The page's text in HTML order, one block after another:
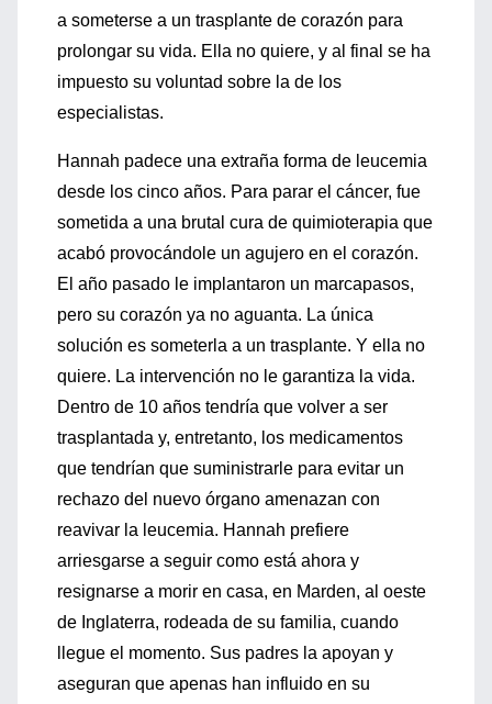
a someterse a un trasplante de corazón para
prolongar su vida. Ella no quiere, y al final se ha
impuesto su voluntad sobre la de los
especialistas.
Hannah padece una extraña forma de leucemia
desde los cinco años. Para parar el cáncer, fue
sometida a una brutal cura de quimioterapia que
acabó provocándole un agujero en el corazón.
El año pasado le implantaron un marcapasos,
pero su corazón ya no aguanta. La única
solución es someterla a un trasplante. Y ella no
quiere. La intervención no le garantiza la vida.
Dentro de 10 años tendría que volver a ser
trasplantada y, entretanto, los medicamentos
que tendrían que suministrarle para evitar un
rechazo del nuevo órgano amenazan con
reavivar la leucemia. Hannah prefiere
arriesgarse a seguir como está ahora y
resignarse a morir en casa, en Marden, al oeste
de Inglaterra, rodeada de su familia, cuando
llegue el momento. Sus padres la apoyan y
aseguran que apenas han influido en su